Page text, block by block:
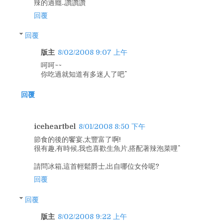
辣的過癮..讚讚讚
回覆
回覆
版主 8/02/2008 9:07 上午
呵呵~~
你吃過就知道有多迷人了吧^^
回覆
iceheartbel 8/01/2008 8:50 下午
節食的後的饗宴,太豐富了啊!
很有趣,有時候,我也喜歡生魚片,搭配著辣泡菜哩^^
請問冰箱,這首輕鬆爵士,出自哪位女伶呢?
回覆
回覆
版主 8/02/2008 9:22 上午